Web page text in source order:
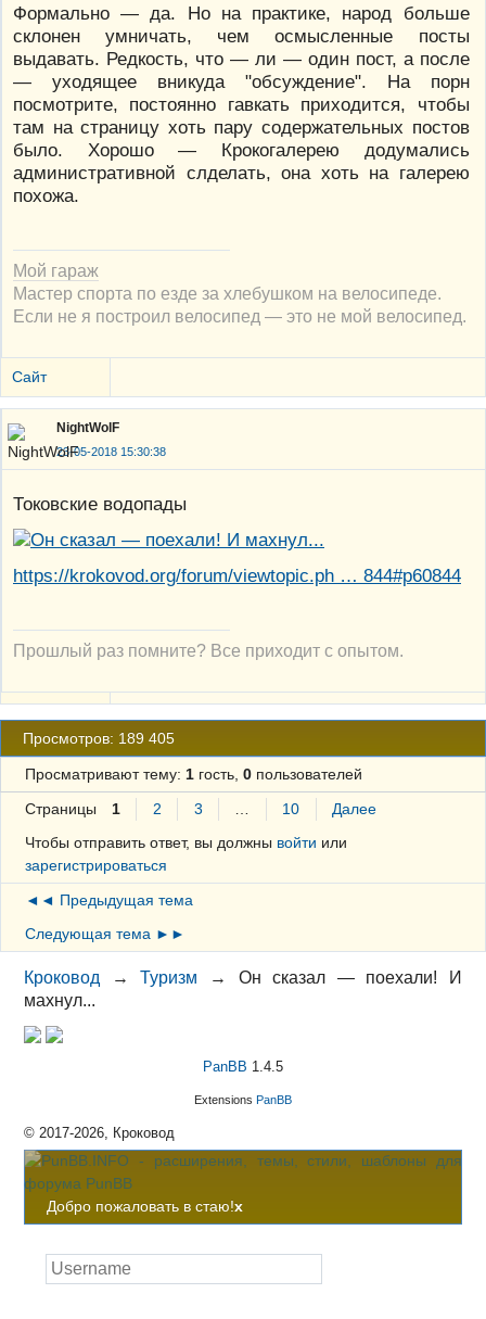
Формально — да. Но на практике, народ больше
склонен умничать, чем осмысленные посты
выдавать. Редкость, что — ли — один пост, а после
— уходящее вникуда "обсуждение". На порн
посмотрите, постоянно гавкать приходится, чтобы
там на страницу хоть пару содержательных постов
было. Хорошо — Крокогалерею додумались
административной слделать, она хоть на галерею
похожа.
Мой гараж
Мастер спорта по езде за хлебушком на велосипеде.
Если не я построил велосипед — это не мой велосипед.
Сайт
NightWolF
23-05-2018 15:30:38
Токовские водопады
https://krokovod.org/forum/viewtopic.ph … 844#p60844
Прошлый раз помните? Все приходит с опытом.
Просмотров: 189 405
Просматривают тему: 1гость, 0пользователей
Страницы 1 2 3 10
Далее
Чтобы отправить ответ, вы должны войти или
зарегистрироваться
◄◄ Предыдущая тема
Следующая тема ►►
Кроковод →Туризм → Он сказал — поехали! И
махнул...
PanBB 1.4.5
Extensions PanBB
© 2017-2026, Кроковод
Добро пожаловать в стаю!x